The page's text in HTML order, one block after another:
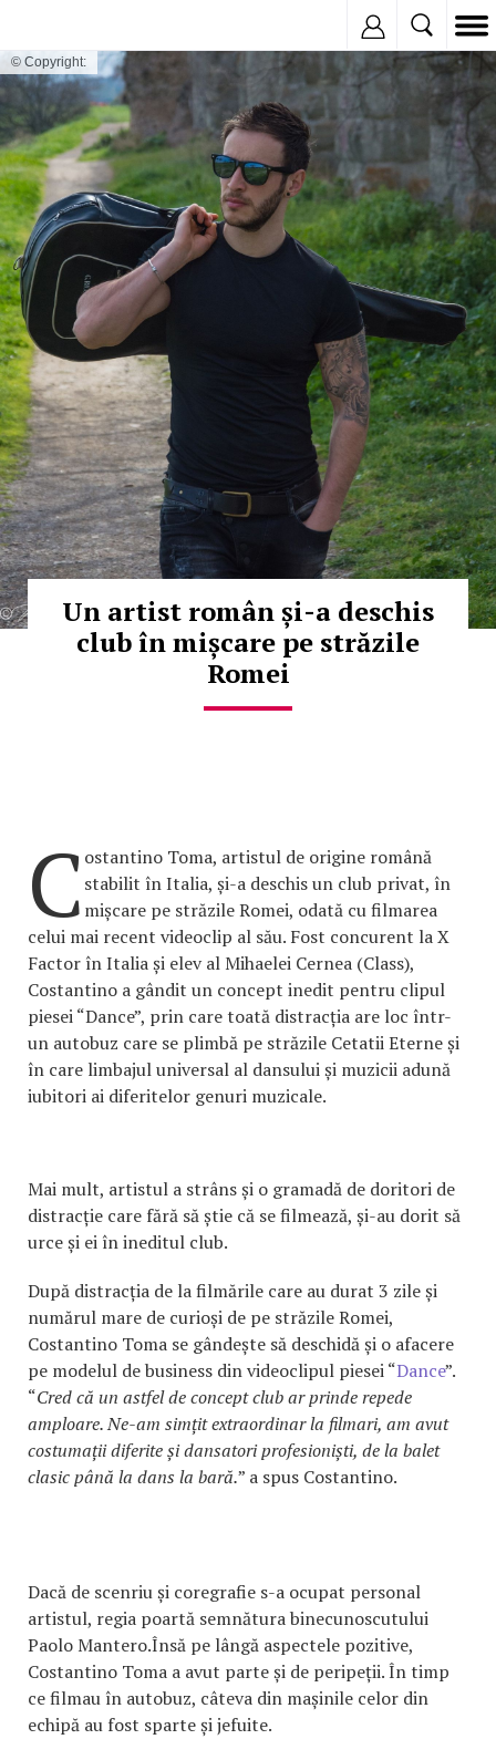
© Copyright:
Un artist român și-a deschis
club în mișcare pe străzile
Romei
C ostantino Toma, artistul de origine română
stabilit în Italia, și-a deschis un club privat, în
mișcare pe străzile Romei, odată cu filmarea
celui mai recent videoclip al său. Fost concurent la X
Factor în Italia și elev al Mihaelei Cernea (Class),
Costantino a gândit un concept inedit pentru clipul
piesei “Dance”, prin care toată distracția are loc într-
un autobuz care se plimbă pe străzile Cetatii Eterne și
în care limbajul universal al dansului și muzicii adună
iubitori ai diferitelor genuri muzicale.
Mai mult, artistul a strâns și o gramadă de doritori de
distracție care fără să știe că se filmează, și-au dorit să
urce și ei în ineditul club.
După distracția de la filmările care au durat 3 zile și
numărul mare de curioși de pe străzile Romei,
Costantino Toma se gândește să deschidă și o afacere
pe modelul de business din videoclipul piesei “Dance”.
“Cred că un astfel de concept club ar prinde repede
amploare. Ne-am simțit extraordinar la filmari, am avut
costumații diferite și dansatori profesioniști, de la balet
clasic până la dans la bară.” a spus Costantino.
Dacă de scenriu și coregrafie s-a ocupat personal
artistul, regia poartă semnătura binecunoscutului
Paolo Mantero.Însă pe lângă aspectele pozitive,
Costantino Toma a avut parte și de peripeții. În timp
ce filmau în autobuz, câteva din mașinile celor din
echipă au fost sparte și jefuite.